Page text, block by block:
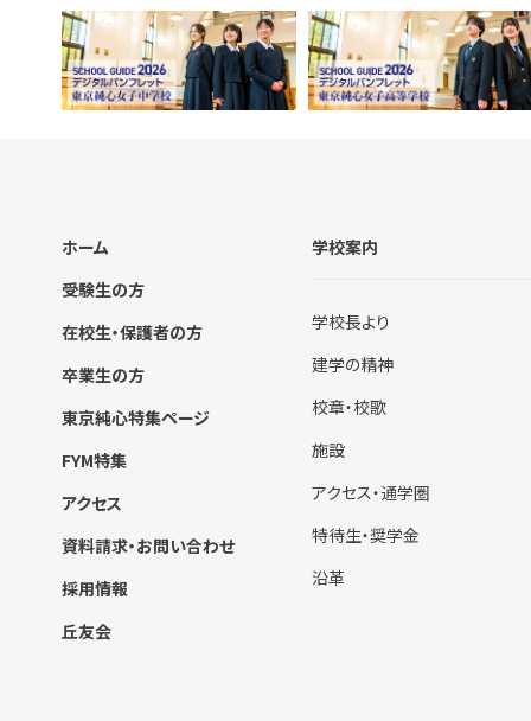
ホーム
受験生の方
在校生・保護者の方
卒業生の方
東京純心特集ページ
FYM特集
アクセス
資料請求・お問い合わせ
採用情報
丘友会
学校案内
学校長より
建学の精神
校章・校歌
施設
アクセス・通学圏
特待生・奨学金
沿革